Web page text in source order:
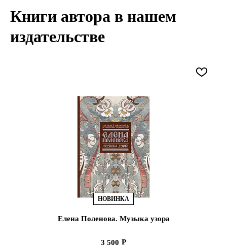
Книги автора в нашем
издательстве
НОВИНКА
Елена Поленова. Музыка узора
3 500